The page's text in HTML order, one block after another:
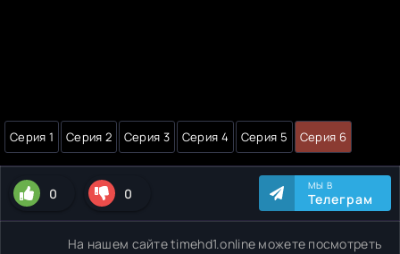
Серия 1 Серия 2 Серия 3 Серия 4 Серия 5 Серия 6
0 0 МЫ В
Телеграм
На нашем сайте timehd1.online можете посмотреть